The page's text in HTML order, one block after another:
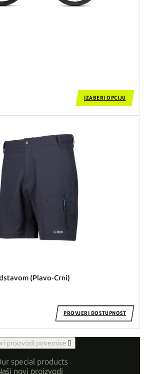
IZABERI OPCIJU
(Plavo-Crni)
PROVJERI DOSTUPNOST
proizvodi poveznice 
special products
novi proizvodi